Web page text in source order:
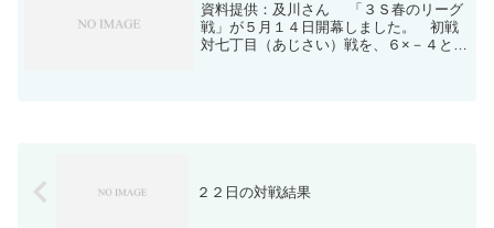
資料提供：及川さん 「３Ｓ春のリーグ
戦」が５月１４日開幕しました。 初戦
対七丁目（あじさい）戦を、６×－４と勝
２２日の対戦結果